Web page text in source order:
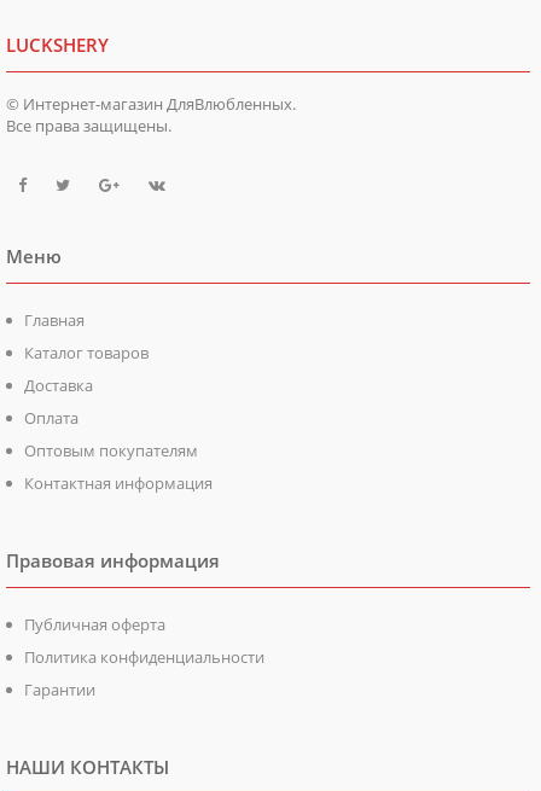
LUCKSHERY
© Интернет-магазин ДляВлюбленных.
Все права защищены.
Меню
Главная
Каталог товаров
Доставка
Оплата
Оптовым покупателям
Контактная информация
Правовая информация
Публичная оферта
Политика конфиденциальности
Гарантии
НАШИ КОНТАКТЫ